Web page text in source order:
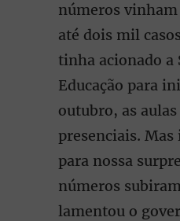
números
até dois mil
tinha acionado a
Educação para
outubro, as aulas
presenciais.
para nossa
números
lamentou o